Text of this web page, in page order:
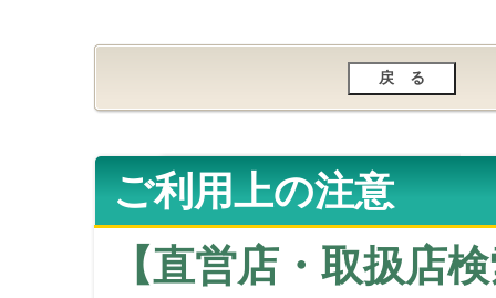
ご利用上の注意
【直営店・取扱店